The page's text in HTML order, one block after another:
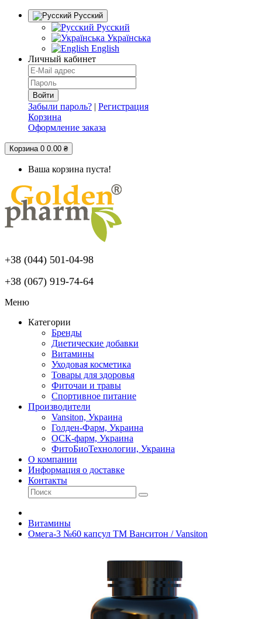
Русский
Русский
Українська
English
Личный кабинет
Забыли пароль? | Регистрация
Корзина
Оформление заказа
Корзина 0 0.00 ₴
Ваша корзина пуста!
+38 (044) 501-04-98
+38 (067) 919-74-64
Меню
Категории
Бренды
Диетические добавки
Витамины
Уходовая косметика
Товары для здоровья
Фиточаи и травы
Спортивное питание
Производители
Vansiton, Украина
Голден-Фарм, Украина
ОСК-фарм, Украина
ФитоБиоТехнологии, Украина
О компании
Информация о доставке
Контакты
Витамины
Омега-3 №60 капсул ТМ Ванситон / Vansiton